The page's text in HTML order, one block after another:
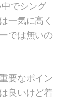
でシング
一気に高く
では無いの
要なポイン
良いけど着